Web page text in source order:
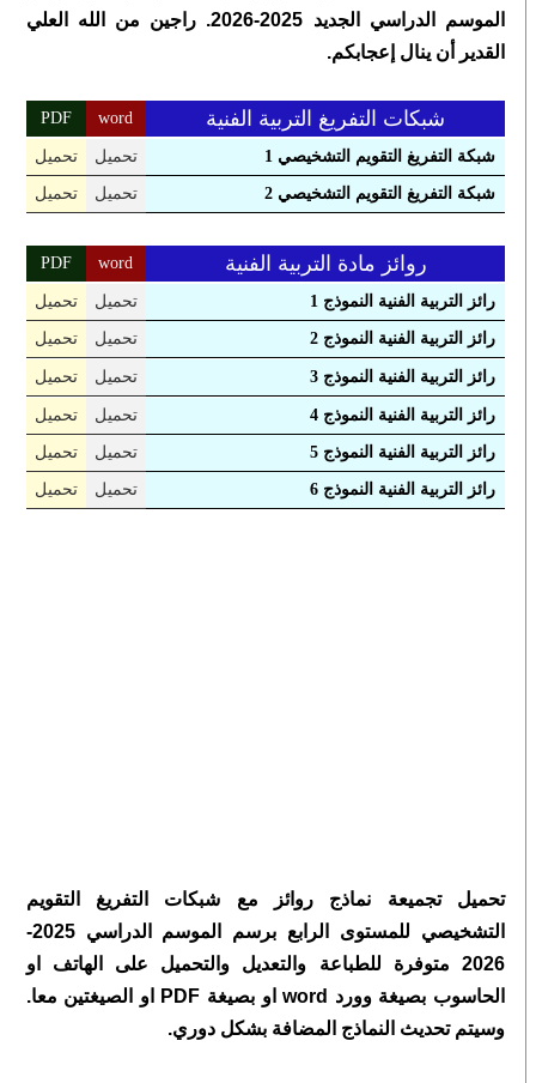
الموسم الدراسي الجديد 2025-2026. راجين من الله العلي
القدير أن ينال إعجابكم.
شبكات التفريغ التربية الفنية word
PDF
شبكة التفريغ التقويم التشخيصي 1 تحميل تحميل
شبكة التفريغ التقويم التشخيصي 2 تحميل تحميل
روائز مادة التربية الفنية word
PDF
رائز التربية الفنية النموذج 1 تحميل تحميل
رائز التربية الفنية النموذج 2 تحميل تحميل
رائز التربية الفنية النموذج 3 تحميل تحميل
رائز التربية الفنية النموذج 4 تحميل تحميل
رائز التربية الفنية النموذج 5 تحميل تحميل
رائز التربية الفنية النموذج 6 تحميل تحميل
تحميل تجميعة نماذج روائز مع شبكات التفريغ التقويم
التشخيصي للمستوى الرابع برسم الموسم الدراسي 2025-
2026 متوفرة للطباعة والتعديل والتحميل على الهاتف او
الحاسوب بصيغة وورد word او بصيغة PDF او الصيغتين معا.
وسيتم تحديث النماذج المضافة بشكل دوري.